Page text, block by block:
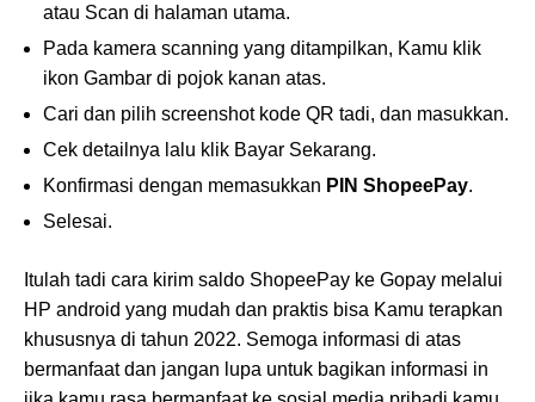
atau Scan di halaman utama.
Pada kamera scanning yang ditampilkan, Kamu klik
ikon Gambar di pojok kanan atas.
Cari dan pilih screenshot kode QR tadi, dan masukkan.
Cek detailnya lalu klik Bayar Sekarang.
Konfirmasi dengan memasukkan PIN ShopeePay.
Selesai.
Itulah tadi cara kirim saldo ShopeePay ke Gopay melalui
HP android yang mudah dan praktis bisa Kamu terapkan
khususnya di tahun 2022. Semoga informasi di atas
bermanfaat dan jangan lupa untuk bagikan informasi in